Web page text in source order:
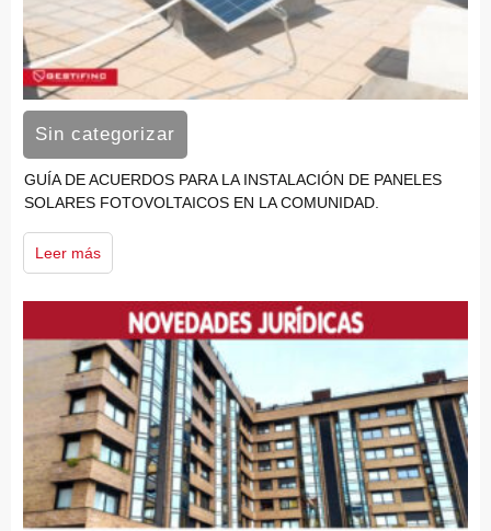
Sin categorizar
GUÍA DE ACUERDOS PARA LA INSTALACIÓN DE PANELES
SOLARES FOTOVOLTAICOS EN LA COMUNIDAD.
Leer más